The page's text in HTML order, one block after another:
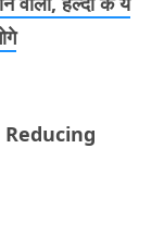
Reducing